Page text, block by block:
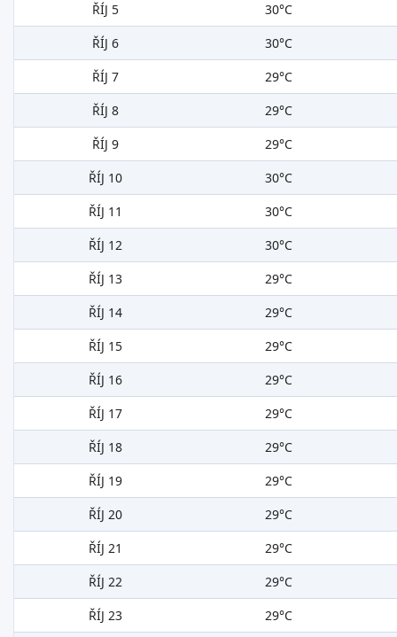
ŘÍJ 5
30°C
ŘÍJ 6
30°C
ŘÍJ 7
29°C
ŘÍJ 8
29°C
ŘÍJ 9
29°C
ŘÍJ 10
30°C
ŘÍJ 11
30°C
ŘÍJ 12
30°C
ŘÍJ 13
29°C
ŘÍJ 14
29°C
ŘÍJ 15
29°C
ŘÍJ 16
29°C
ŘÍJ 17
29°C
ŘÍJ 18
29°C
ŘÍJ 19
29°C
ŘÍJ 20
29°C
ŘÍJ 21
29°C
ŘÍJ 22
29°C
ŘÍJ 23
29°C